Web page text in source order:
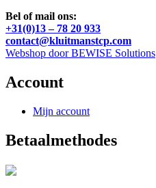
Bel of mail ons:
+31(0)13 – 78 20 933
contact@kluitmanstcp.com
Webshop door BEWISE Solutions
Account
Mijn account
Betaalmethodes